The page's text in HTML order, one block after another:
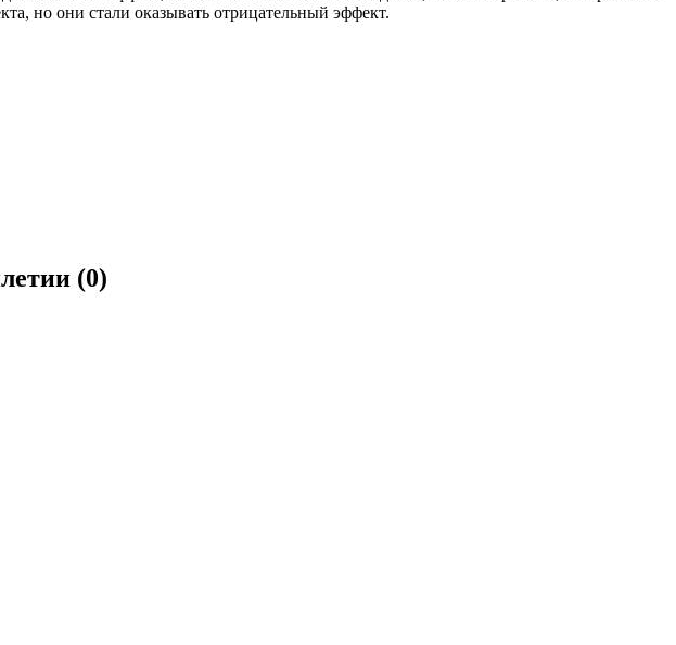
но они стали оказывать отрицательный эффект.
(0)